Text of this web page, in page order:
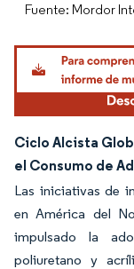
Fuente: Mordor
Ciclo Alcista
el Consumo de
Las iniciativas de
en América del
impulsado la
poliuretano y